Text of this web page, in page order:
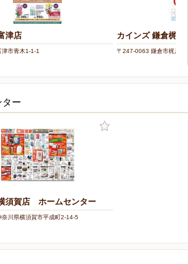
津店
市青木1-1-1
カインズ 鎌倉梶原店
〒247-0063 鎌倉市梶原200
ター
須賀店 ホームセンター
川県横須賀市平成町2-14-5